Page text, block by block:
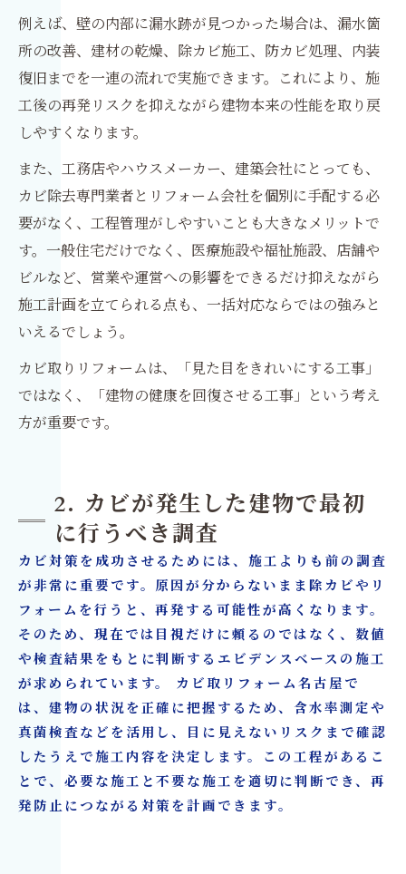
例えば、壁の内部に漏水跡が見つかった場合は、漏水箇
所の改善、建材の乾燥、除カビ施工、防カビ処理、内装
復旧までを一連の流れで実施できます。これにより、施
工後の再発リスクを抑えながら建物本来の性能を取り戻
しやすくなります。
また、工務店やハウスメーカー、建築会社にとっても、
カビ除去専門業者とリフォーム会社を個別に手配する必
要がなく、工程管理がしやすいことも大きなメリットで
す。一般住宅だけでなく、医療施設や福祉施設、店舗や
ビルなど、営業や運営への影響をできるだけ抑えながら
施工計画を立てられる点も、一括対応ならではの強みと
いえるでしょう。
カビ取りリフォームは、「見た目をきれいにする工事」
ではなく、「建物の健康を回復させる工事」という考え
方が重要です。
2. カビが発生した建物で最初
に行うべき調査
カビ対策を成功させるためには、施工よりも前の調査
が非常に重要です。原因が分からないまま除カビやリ
フォームを行うと、再発する可能性が高くなります。
そのため、現在では目視だけに頼るのではなく、数値
や検査結果をもとに判断するエビデンスベースの施工
が求められています。 カビ取リフォーム名古屋で
は、建物の状況を正確に把握するため、含水率測定や
真菌検査などを活用し、目に見えないリスクまで確認
したうえで施工内容を決定します。この工程があるこ
とで、必要な施工と不要な施工を適切に判断でき、再
発防止につながる対策を計画できます。